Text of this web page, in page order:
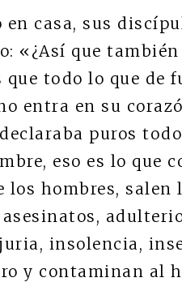
casa, sus
«¿Así que
todo lo que de
entra en su
puros
eso es lo que
los hombres, salen
insolencia,
y contaminan al